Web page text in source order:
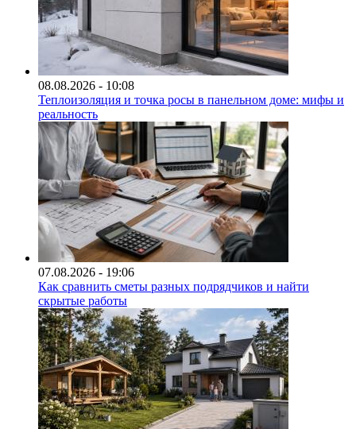
08.08.2026 - 10:08
Теплоизоляция и точка росы в панельном доме: мифы и
реальность
07.08.2026 - 19:06
Как сравнить сметы разных подрядчиков и найти
скрытые работы